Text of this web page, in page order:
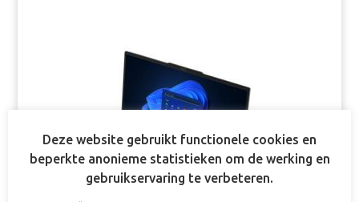
Deze website gebruikt functionele cookies en
beperkte anonieme statistieken om de werking en
gebruikservaring te verbeteren.